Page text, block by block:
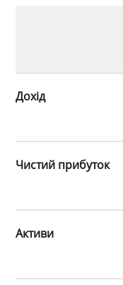
Дохід
Чистий прибуток
Активи